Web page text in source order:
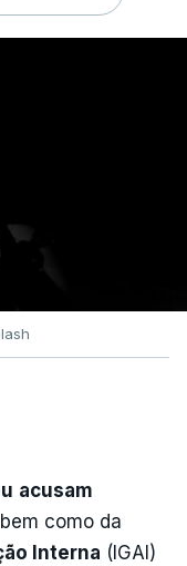
acusam
como da
Interna (IGAI)